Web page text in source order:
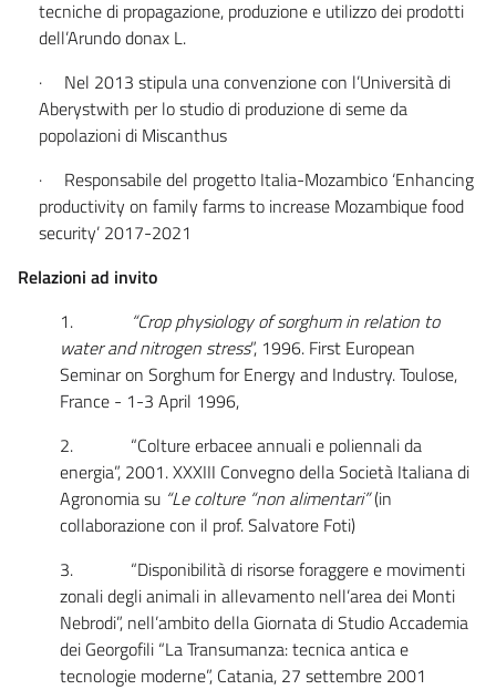
tecniche di propagazione, produzione e utilizzo dei prodotti
dell’Arundo donax L.
· Nel 2013 stipula una convenzione con l’Università di
Aberystwith per lo studio di produzione di seme da
popolazioni di Miscanthus
· Responsabile del progetto Italia-Mozambico ‘Enhancing
productivity on family farms to increase Mozambique food
security’ 2017-2021
Relazioni ad invito
1.
“Crop physiology of sorghum in relation to
water and nitrogen stress”, 1996. First European
Seminar on Sorghum for Energy and Industry. Toulose,
France - 1-3 April 1996,
2. “Colture erbacee annuali e poliennali da
energia”, 2001. XXXIII Convegno della Società Italiana di
Agronomia su“Le colture “non alimentari”(in
collaborazione con il prof. Salvatore Foti)
3. “Disponibilità di risorse foraggere e movimenti
zonali degli animali in allevamento nell’area dei Monti
Nebrodi”, nell’ambito della Giornata di Studio Accademia
dei Georgofili “La Transumanza: tecnica antica e
tecnologie moderne”, Catania, 27 settembre 2001